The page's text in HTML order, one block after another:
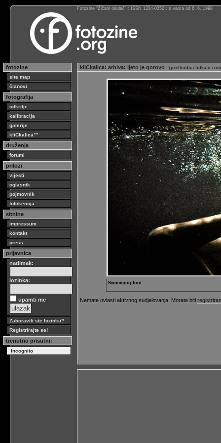
Fotozine “Žičani okidač” : ISSN 1334-0352 : s vama od 6. 6. 1998
fotozine
site map
članovi
fotografija
odkritje
kalibracija
galerije
kliCkalica™
druženja
forumi
prilozi
vijesti
oglasnik
pojmovnik
fotokemija
sitnine
impressum
kontakt
press
prijavnica
nadimak:
lozinka:
upamti me
Zaboravili ste lozinku?
Registrirajte se!
trenutno prisutni:
Incognito
kliCkalica: arhiva: ljeto je gotovo [prethodna fotka u
Swimming foot
Nemate ovlasti aktivnog sudjelovanja. Morate biti